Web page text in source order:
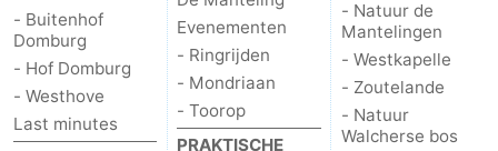
- Buitenhof
Domburg
- Hof Domburg
- Westhove
Last minutes
Evenementen
- Ringrijden
- Mondriaan
- Toorop
PRAKTISCHE
- Natuur de
Mantelingen
- Westkapelle
- Zoutelande
- Natuur
Walcherse bos